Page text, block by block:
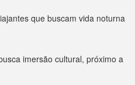
que buscam vida noturna
imersão cultural, próximo a